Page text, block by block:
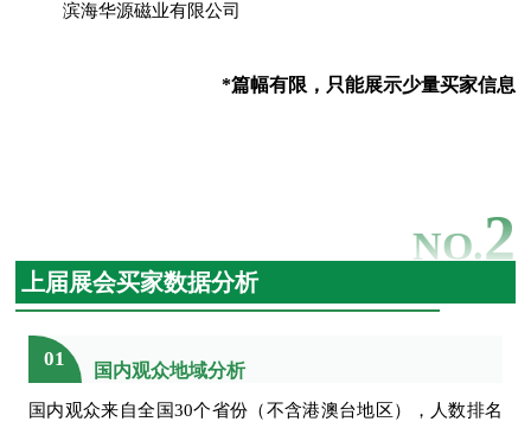
滨海华源磁业有限公司
常州中车铁马科技实业有限公司
潮州三环集团股份有限公司
成都邦普切削刀具股份有限公司
成都银河磁体股份有限公司
楚天科技股份有限公司
春光科技集团
*篇幅有限，只能展示少量买家信息
NO.2
上届展会买家数据分析
01
国内观众地域分析
国内观众来自全国30个省份（不含港澳台地区），人数排名